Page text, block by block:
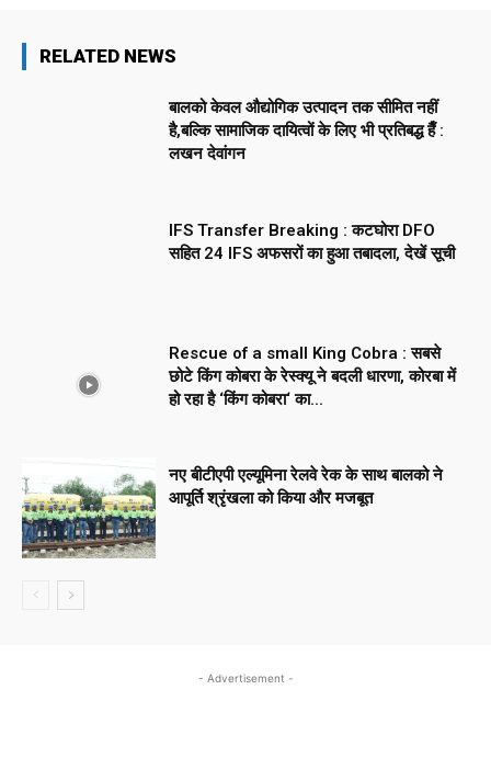
RELATED NEWS
बालको केवल औद्योगिक उत्पादन तक सीमित नहीं
है,बल्कि सामाजिक दायित्वों के लिए भी प्रतिबद्ध हैँ :
लखन देवांगन
IFS Transfer Breaking : कटघोरा DFO
सहित 24 IFS अफसरों का हुआ तबादला, देखें सूची
Rescue of a small King Cobra : सबसे
छोटे किंग कोबरा के रेस्क्यू ने बदली धारणा, कोरबा में
हो रहा है ‘किंग कोबरा‘ का...
नए बीटीएपी एल्यूमिना रेलवे रेक के साथ बालको ने
आपूर्ति श्रृंखला को किया और मजबूत
- Advertisement -